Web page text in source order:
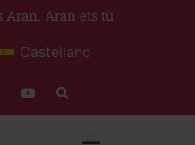
Aran. Aran ets tu
Castellano